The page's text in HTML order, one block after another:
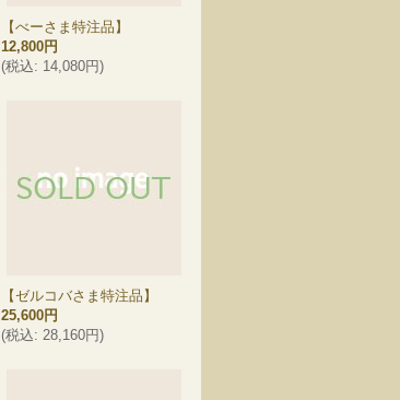
【べーさま特注品】
12,800円
(税込: 14,080円)
【ゼルコバさま特注品】
25,600円
(税込: 28,160円)